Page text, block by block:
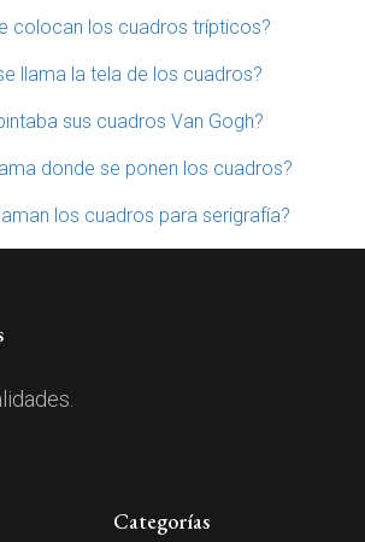
colocan los cuadros trípticos?
llama la tela de los cuadros?
sus cuadros Van Gogh?
donde se ponen los cuadros?
los cuadros para serigrafía?
Categorías